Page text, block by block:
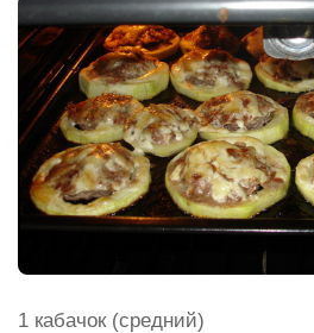
1 кабачок (средний)